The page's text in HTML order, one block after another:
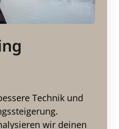
Technik und
wir deinen